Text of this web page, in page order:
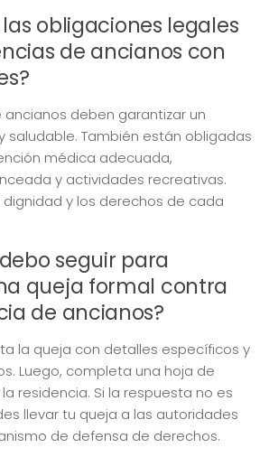
obligaciones legales
de ancianos con
ancianos deben garantizar un
saludable. También están obligadas
médica adecuada,
y actividades recreativas.
y los derechos de cada
seguir para
queja formal contra
de ancianos?
la queja con detalles específicos y
Luego, completa una hoja de
residencia. Si la respuesta no es
llevar tu queja a las autoridades
de defensa de derechos.